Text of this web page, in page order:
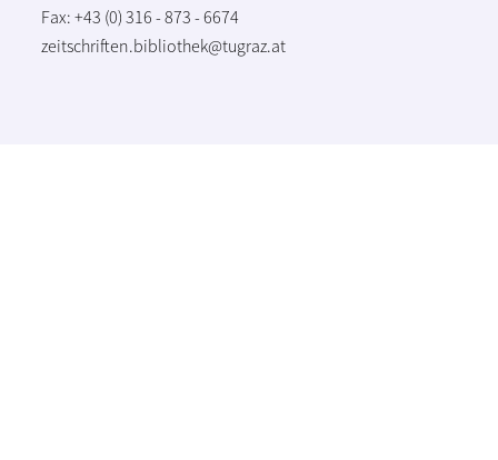
Fax: +43 (0) 316 - 873 - 6674
zeitschriften.bibliothek@tugraz.at